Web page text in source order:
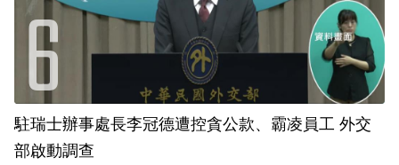
駐瑞士辦事處長李冠德遭控貪公款、霸凌員工 外交
部啟動調查